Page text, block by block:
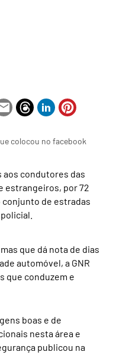
colocou no facebook
aos condutores das
estrangeiros, por 72
conjunto de estradas
que dá nota de dias
automóvel, a GNR
que conduzem e
boas e de
nesta área e
publicou na